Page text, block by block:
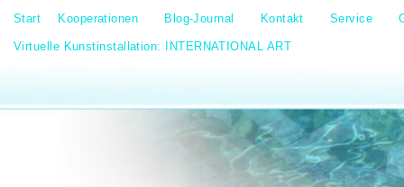
Start Kooperationen Blog-Journal Kontakt Service
Virtuelle Kunstinstallation: INTERNATIONAL ART